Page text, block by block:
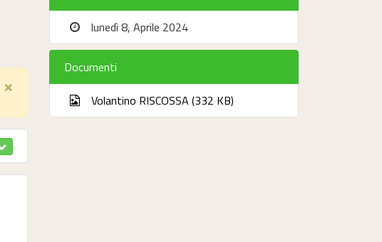
×
lunedì 8, Aprile 2024
Documenti
Volantino RISCOSSA (332 KB)